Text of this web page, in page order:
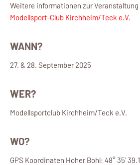
Weitere informationen zur
Modellsport-Club Kirchheim/Teck e.V.
WANN?
27. & 28. September 2025
WER?
Modellsportclub Kirchheim/Teck e.V.
WO?
GPS Koordinaten Hoher Bohl: 48° 35'